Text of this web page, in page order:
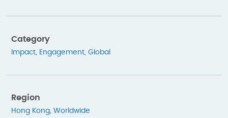
Category
Impact Engagement Global
Region
Hong Kong, Worldwide